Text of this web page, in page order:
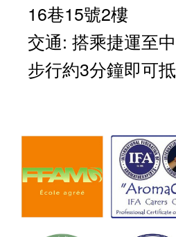
16巷15號2樓
交通: 搭乘捷運至
步行約3分鐘即可